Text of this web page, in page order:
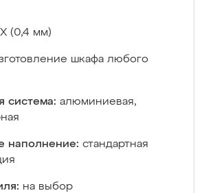
(0,4 мм)
шкафа любого
система: алюминиевая,
наполнение: стандартная
на выбор